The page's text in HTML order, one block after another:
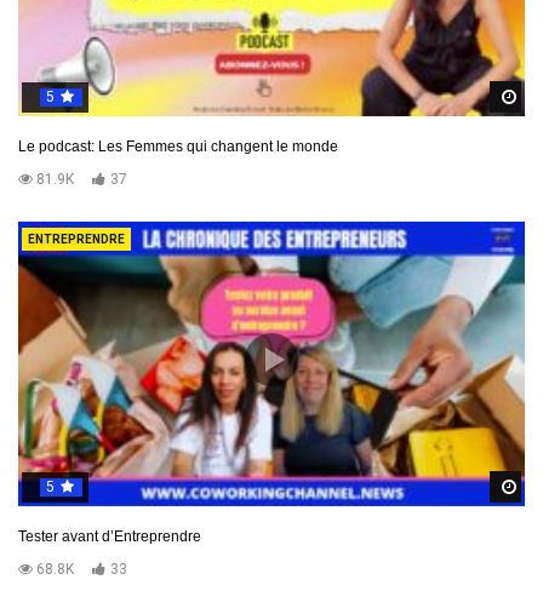
5
Le podcast: Les Femmes qui changent le monde
81.9K
37
ENTREPRENDRE
5
Tester avant d’Entreprendre
68.8K
33